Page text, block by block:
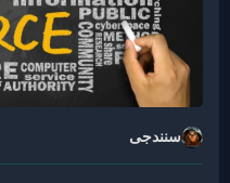
سنندجی